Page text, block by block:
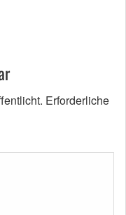
Erforderliche